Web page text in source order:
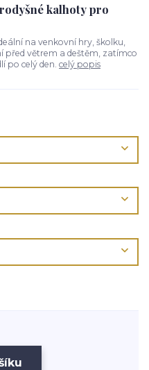
kalhoty pro
na venkovní hry, školku,
před větrem a deštěm, zatímco
po celý den. celý popis